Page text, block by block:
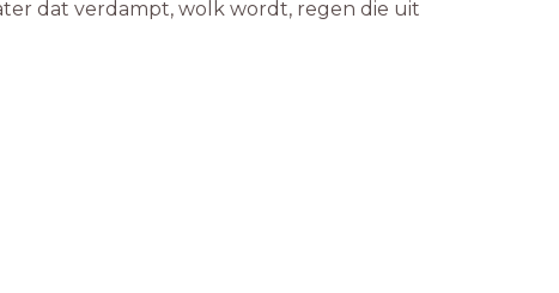
dat verdampt, wolk wordt, regen die uit